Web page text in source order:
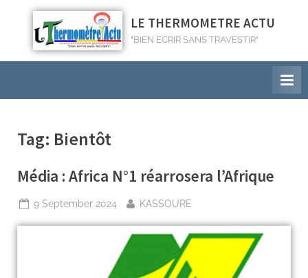
LE THERMOMETRE ACTU
"BIEN ECRIR SANS TRAVESTIR"
Tag: Bientôt
Média : Africa N°1 réarrosera l’Afrique
9 September 2024 KASSOURE